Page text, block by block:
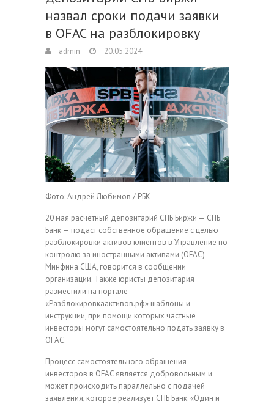
назвал сроки подачи заявки
в OFAC на разблокировку
admin 20.05.2024
Фото: Андрей Любимов / РБК
20 мая расчетный депозитарий СПБ Биржи — СПБ
Банк — подаст собственное обращение с целью
разблокировки активов клиентов в Управление по
контролю за иностранными активами (OFAC)
Минфина США, говорится в сообщении
организации. Также юристы депозитария
разместили на портале
«Разблокировкаактивов.рф» шаблоны и
инструкции, при помощи которых частные
инвесторы могут самостоятельно подать заявку в
OFAC.
Процесс самостоятельного обращения
инвесторов в OFAC является добровольным и
может происходить параллельно с подачей
заявления, которое реализует СПБ Банк. «Один и